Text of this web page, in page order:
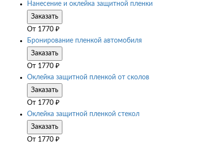
Нанесение и оклейка защитной пленки
Заказать
От 1770 ₽
Бронирование пленкой автомобиля
Заказать
От 1770 ₽
Оклейка защитной пленкой от сколов
Заказать
От 1770 ₽
Оклейка защитной пленкой стекол
Заказать
От 1770 ₽